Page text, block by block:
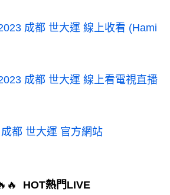
成都 世大運 線上收看 (Hami
成都 世大運 線上看電視直播
成都 世大運 官方網站
HOT熱門LIVE